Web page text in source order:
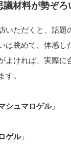
議材料が勢ぞろ
いただくと、話題
は眺めて、体感し
よければ、実際に
す。
シュマロゲル」
ゲル」